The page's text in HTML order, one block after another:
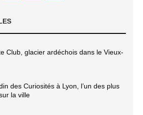
Club, glacier ardéchois dans le Vieux-
des Curiosités à Lyon, l’un des plus
la ville